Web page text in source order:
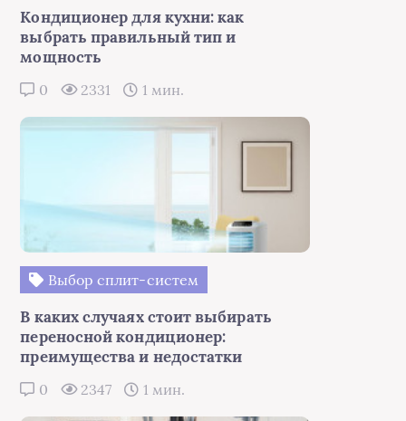
Кондиционер для кухни: как
выбрать правильный тип и
мощность
0 2331 1 мин.
Выбор сплит-систем
В каких случаях стоит выбирать
переносной кондиционер:
преимущества и недостатки
0 2347 1 мин.